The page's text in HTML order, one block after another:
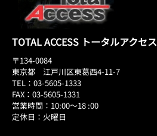
TOTAL ACCESS トータルアクセス
〒134-0084
東京都 江戸川区東葛西4-11-7
TEL：03-5605-1333
FAX：03-5605-1331
営業時間：10:00～18 :00
定休日：火曜日